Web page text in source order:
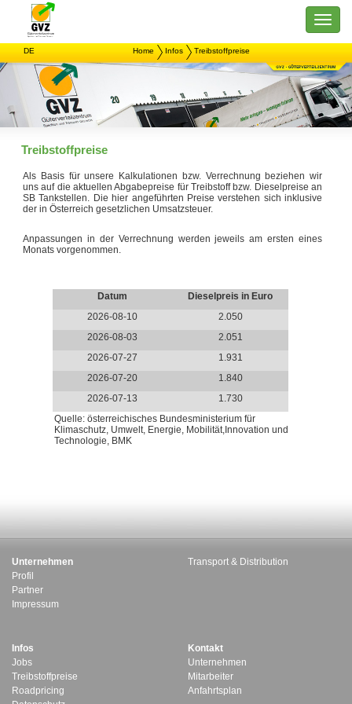
Toggle
DE Home Infos Treibstoffpreise
Treibstoffpreise
Als Basis für unsere Kalkulationen bzw. Verrechnung beziehen wir
uns auf die aktuellen Abgabepreise für Treibstoff bzw. Dieselpreise an
SB Tankstellen. Die hier angeführten Preise verstehen sich inklusive
der in Österreich gesetzlichen Umsatzsteuer.
Anpassungen in der Verrechnung werden jeweils am ersten eines
Monats vorgenommen.
Datum
Dieselpreis in Euro
2026-08-10
2.050
2026-08-03
2.051
2026-07-27
1.931
2026-07-20
1.840
2026-07-13
1.730
Quelle: österreichisches Bundesministerium für
Klimaschutz, Umwelt, Energie, Mobilität,Innovation und
Technologie, BMK
Unternehmen
Profil
Partner
Impressum
Transport & Distribution
Infos
Jobs
Treibstoffpreise
Roadpricing
Kontakt
Unternehmen
Mitarbeiter
Anfahrtsplan